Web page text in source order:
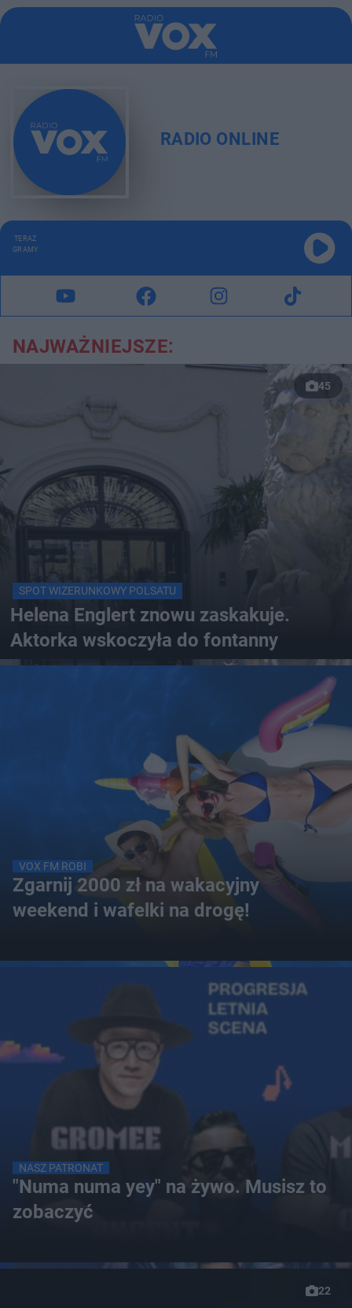
RADIO ONLINE
TERAZ
GRAMY
NAJWAŻNIEJSZE:
45
SPOT WIZERUNKOWY POLSATU
Helena Englert znowu zaskakuje.
Aktorka wskoczyła do fontanny
VOX FM ROBI
Zgarnij 2000 zł na wakacyjny
weekend i wafelki na drogę!
NASZ PATRONAT
"Numa numa yey" na żywo. Musisz to
zobaczyć
22